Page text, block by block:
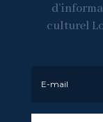
culturel